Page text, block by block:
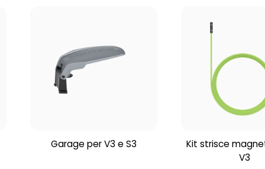
Garage per V3 e S3
Kit strisce
V3